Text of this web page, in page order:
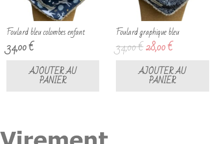
Foulard bleu colombes enfant
34,00€
AJOUTER AU
PANIER
Foulard graphique bleu
34,00€Le
initial
était :
28,00€Le
actuel
est :
AJOUTER AU
PANIER